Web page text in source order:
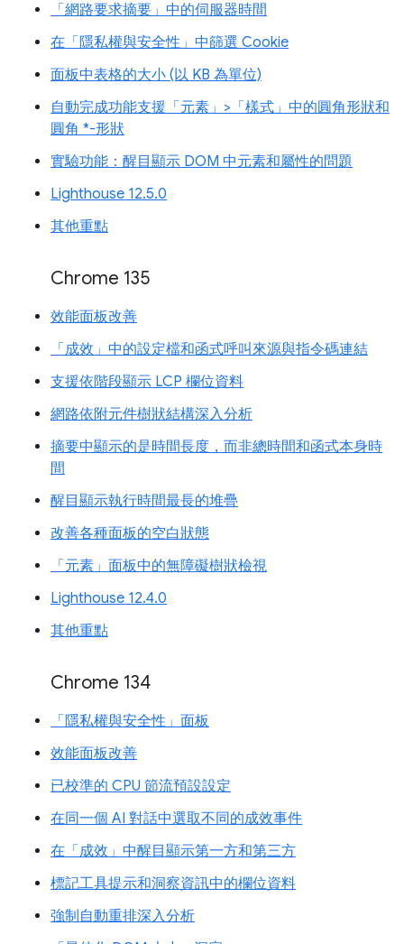
「網路要求摘要」中的伺服器時間
在「隱私權與安全性」中篩選 Cookie
面板中表格的大小 (以 KB 為單位)
自動完成功能支援「元素」>「樣式」中的圓角形狀和
圓角 *-形狀
實驗功能：醒目顯示 DOM 中元素和屬性的問題
Lighthouse 12.5.0
其他重點
Chrome 135
效能面板改善
「成效」中的設定檔和函式呼叫來源與指令碼連結
支援依階段顯示 LCP 欄位資料
網路依附元件樹狀結構深入分析
摘要中顯示的是時間長度，而非總時間和函式本身時
間
醒目顯示執行時間最長的堆疊
改善各種面板的空白狀態
「元素」面板中的無障礙樹狀檢視
Lighthouse 12.4.0
其他重點
Chrome 134
「隱私權與安全性」面板
效能面板改善
已校準的 CPU 節流預設設定
在同一個 AI 對話中選取不同的成效事件
在「成效」中醒目顯示第一方和第三方
標記工具提示和洞察資訊中的欄位資料
強制自動重排深入分析